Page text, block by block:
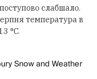
слабшало.
температура в
°C.
Snow and Weather